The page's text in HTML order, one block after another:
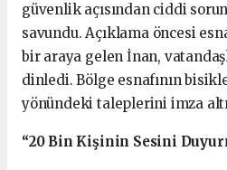
güvenlik açısından ciddi
savundu. Açıklama öncesi
bir araya gelen İnan,
dinledi. Bölge esnafının
yönündeki taleplerini imza
“20 Bin Kişinin Sesini